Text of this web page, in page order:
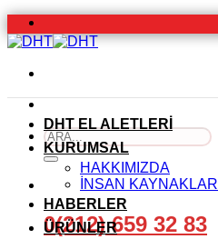
İçeriğe
atla
Ara:
0(212) 659 32 83
DHT EL ALETLERİ
KURUMSAL
HAKKIMIZDA
İNSAN KAYNAKLARI
HABERLER
ÜRÜNLER